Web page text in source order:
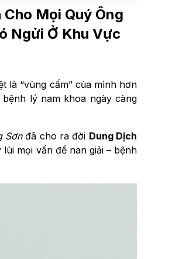
Cho Mọi Quý Ông
Ngửi Ở Khu Vực
là “vùng cấm” của mình hơn
lý nam khoa ngày càng
Sơnđã cho ra đời Dung Dịch
mọi vấn đề nan giải – bệnh